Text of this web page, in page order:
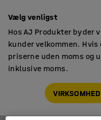
Vælg venligst
Hos AJ Produkter byder
kunder velkommen.
priserne uden moms og
inklusive moms.
VIRKSOMHED